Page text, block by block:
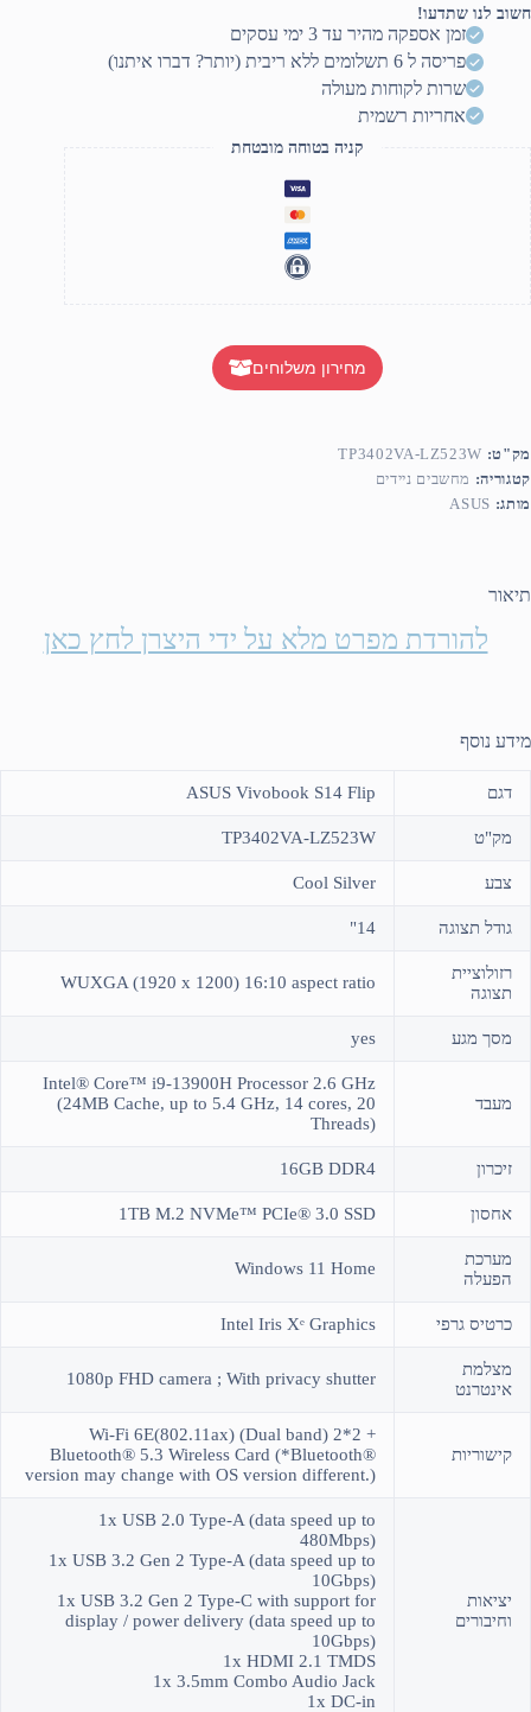
חשוב לנו שתדעו!
זמן אספקה מהיר עד 3 ימי עסקים
פריסה ל 6 תשלומים ללא ריבית (יותר? דברו איתנו)
שרות לקוחות מעולה
אחריות רשמית
קניה בטוחה מובטחת
מחירון משלוחים
מק"ט: TP3402VA-LZ523W
קטגוריה: מחשבים ניידים
מותג: ASUS
תיאור
להורדת מפרט מלא על ידי היצרן לחץ כאן
מידע נוסף
דגם ASUS Vivobook S14 Flip
מק"ט TP3402VA-LZ523W
צבע Cool Silver
גודל תצוגה 14"
רזולוציית
תצוגה
WUXGA (1920 x 1200) 16:10 aspect ratio
מסך מגע yes
מעבד
Intel® Core™ i9-13900H Processor 2.6 GHz
(24MB Cache, up to 5.4 GHz, 14 cores, 20
Threads)
זיכרון 16GB DDR4
אחסון 1TB M.2 NVMe™ PCIe® 3.0 SSD
מערכת
הפעלה
Windows 11 Home
כרטיס גרפי Intel Iris Xᵉ Graphics
מצלמת
אינטרנט
1080p FHD camera ; With privacy shutter
קישוריות
Wi-Fi 6E(802.11ax) (Dual band) 2*2 +
Bluetooth® 5.3 Wireless Card (*Bluetooth®
version may change with OS version different.)
יציאות
וחיבורים
1x USB 2.0 Type-A (data speed up to
480Mbps)
1x USB 3.2 Gen 2 Type-A (data speed up to
10Gbps)
1x USB 3.2 Gen 2 Type-C with support for
display / power delivery (data speed up to
10Gbps)
1x HDMI 2.1 TMDS
1x 3.5mm Combo Audio Jack
1x DC-in